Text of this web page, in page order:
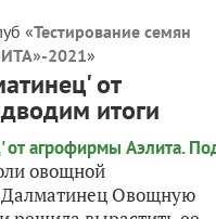
«Тестирование семян
2021»
от
итоги
овощной
Овощную